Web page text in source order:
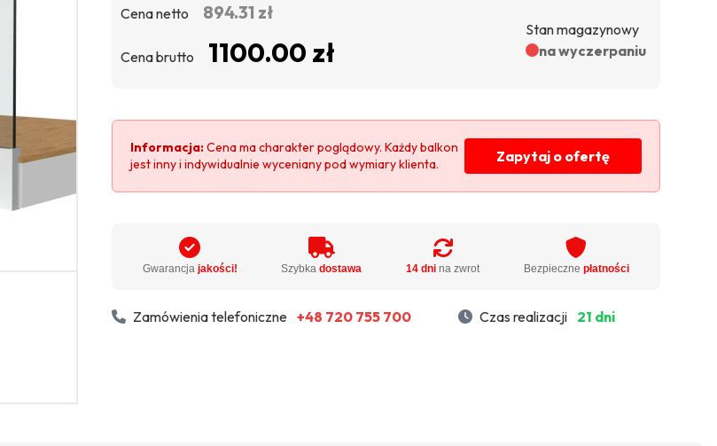
Cena netto 894.31 zł
Cena brutto 1100.00 zł
Stan magazynowy
na wyczerpaniu
Informacja:Cena ma charakter poglądowy. Każdy balkon
jest inny i indywidualnie wyceniany pod wymiary klienta.
Zapytaj o ofertę
Gwarancja jakości! Szybkadostawa 14 dni na zwrot Bezpieczne płatności
Zamówienia telefoniczne +48 720 755 700 Czas realizacji 21 dni